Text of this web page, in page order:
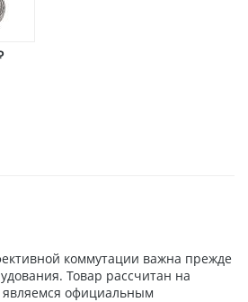
коммутации важна прежде
Товар рассчитан на
являемся официальным